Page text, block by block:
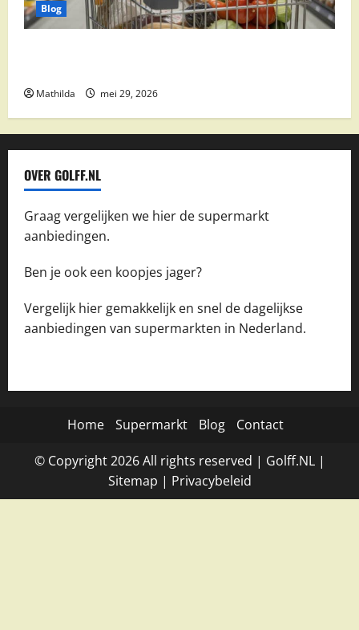
Blog
Mathilda mei 29, 2026
OVER GOLFF.NL
Graag vergelijken we hier de supermarkt
aanbiedingen.
Ben je ook een koopjes jager?
Vergelijk hier gemakkelijk en snel de dagelijkse
aanbiedingen van supermarkten in Nederland.
Home Supermarkt Blog Contact
© Copyright2026All rights reserved | Golff.NL|
Sitemap | Privacybeleid